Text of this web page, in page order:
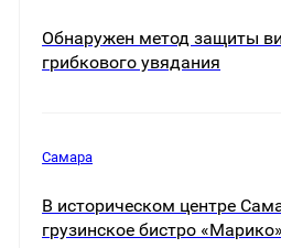
Обнаружен метод защиты
грибкового увядания
Самара
В историческом центре
грузинское бистро «Марико»